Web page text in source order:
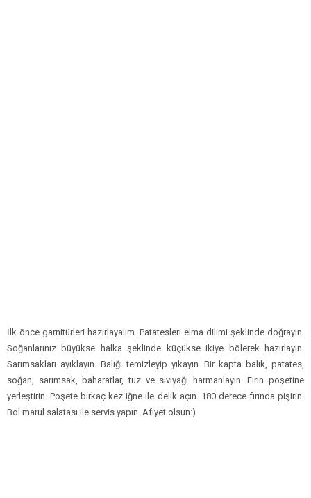
İlk önce garnitürleri hazırlayalım. Patatesleri elma dilimi şeklinde doğrayın.
Soğanlarınız büyükse halka şeklinde küçükse ikiye bölerek hazırlayın.
Sarımsakları ayıklayın. Balığı temizleyip yıkayın. Bir kapta balık, patates,
soğan, sarımsak, baharatlar, tuz ve sıvıyağı harmanlayın. Fırın poşetine
yerleştirin. Poşete birkaç kez iğne ile delik açın. 180 derece fırında pişirin.
Bol marul salatası ile servis yapın. Afiyet olsun:)